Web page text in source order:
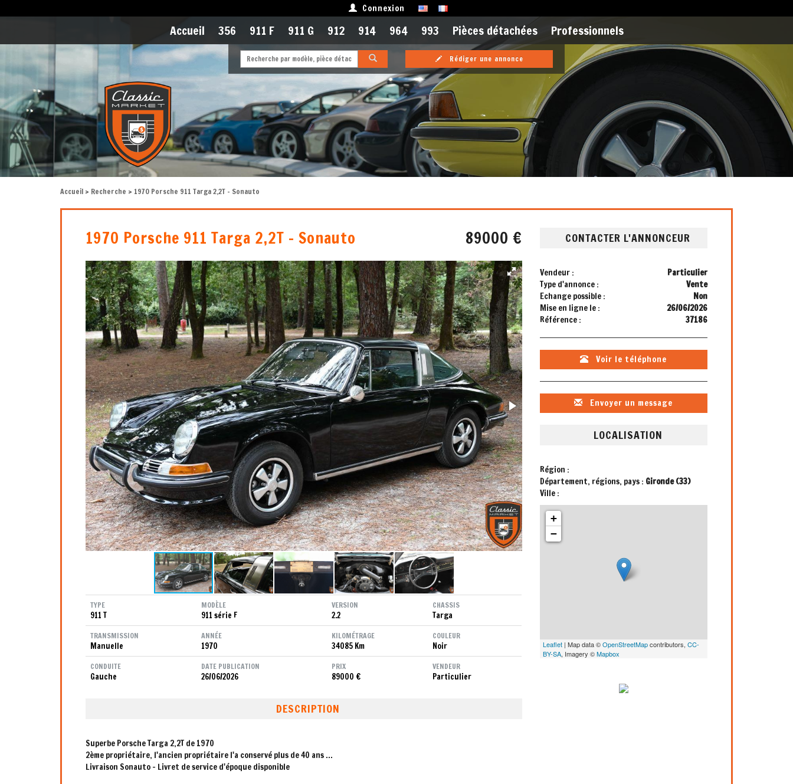
Connexion
Accueil 356 911 F 911 G 912 914 964 993 Pièces détachées Professionnels
Rédiger une annonce
Accueil > Recherche > 1970 Porsche 911 Targa 2,2T - Sonauto
1970 Porsche 911 Targa 2,2T - Sonauto 89000 €
TYPE
911 T
MODÈLE
911 série F
VERSION
2.2
CHASSIS
Targa
TRANSMISSION
Manuelle
ANNÉE
1970
KILOMÉTRAGE
34085 Km
COULEUR
Noir
CONDUITE
Gauche
DATE PUBLICATION
26/06/2026
PRIX
89000 €
VENDEUR
Particulier
DESCRIPTION
Superbe Porsche Targa 2,2T de 1970
2ème propriétaire, l'ancien propriétaire l'a conservé plus de 40 ans ...
Livraison Sonauto - Livret de service d'époque disponible
CONTACTER L'ANNONCEUR
Vendeur :
Particulier
Type d'annonce :
Vente
Echange possible :
Non
Mise en ligne le :
26/06/2026
Référence :
37186
Voir le téléphone
Envoyer un message
LOCALISATION
Région :
Département, régions, pays : Gironde (33)
Ville :
+
−
Leaflet| Map data ©OpenStreetMapcontributors, CC-
BY-SA, Imagery ©Mapbox